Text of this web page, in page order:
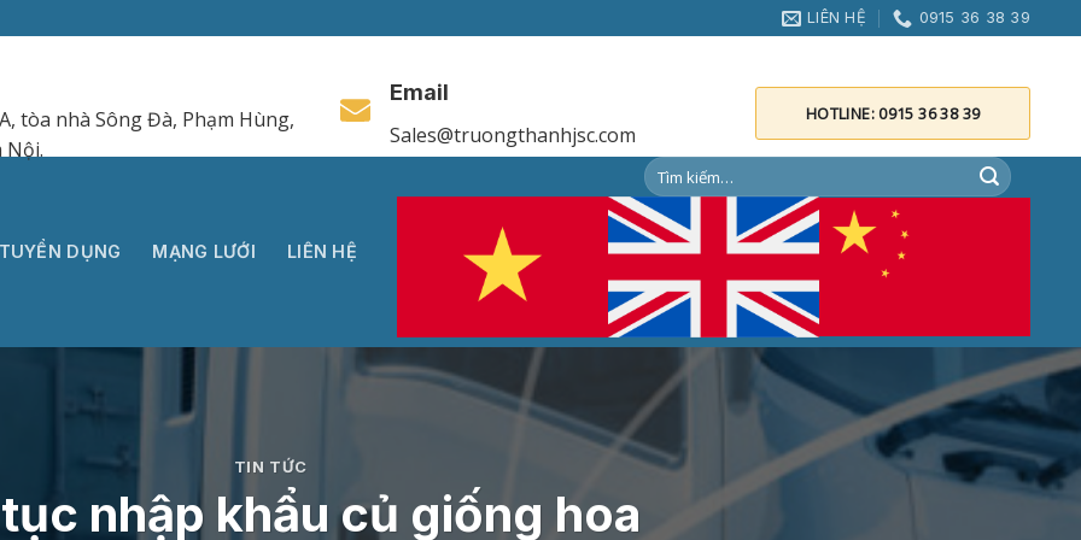
LIÊN HỆ 0915 36 38 39
tòa nhà Sông Đà, Phạm Hùng,
Nội.
Email
Sales@truongthanhjsc.com
HOTLINE: 0915 36 38 39
TUYỂN DỤNG MẠNG LƯỚI LIÊN HỆ
TIN TỨC
nhập khẩu củ giống hoa